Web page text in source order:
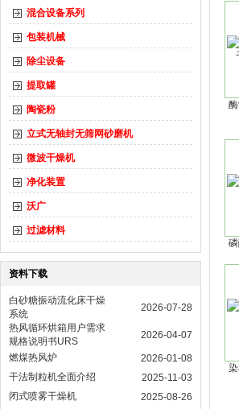
混合设备系列
包装机械
除尘设备
提取罐
陶瓷粉
立式无轴封无筛网砂磨机
微波干燥机
净化装置
沃广
过滤材料
资料下载
白砂糖振动流化床干燥
系统
2026-07-28
热风循环烘箱用户需求
规格说明书URS
2026-04-07
燃煤热风炉
2026-01-08
干法制粒机全面介绍
2025-11-03
闭式喷雾干燥机
2025-08-26